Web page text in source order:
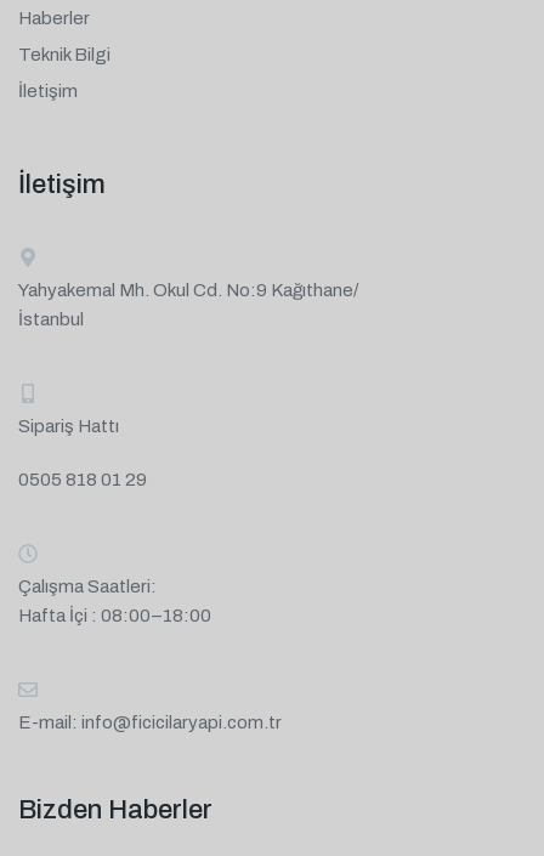
Bizden Haberler
Haberler
Teknik Bilgi
İletişim
İletişim
Yahyakemal Mh. Okul Cd. No:9 Kağıthane/
İstanbul
Sipariş Hattı
0505 818 01 29
Çalışma Saatleri:
Hafta İçi : 08:00–18:00
E-mail: info@ficicilaryapi.com.tr